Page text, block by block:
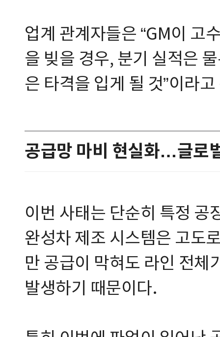
업계 관계자들은 “GM이 고
을 빚을 경우, 분기 실적은
은 타격을 입게 될 것”이라
공급망 마비 현실화…글로
이번 사태는 단순히 특정 공
완성차 제조 시스템은 고도
만 공급이 막혀도 라인 전체
발생하기 때문이다.